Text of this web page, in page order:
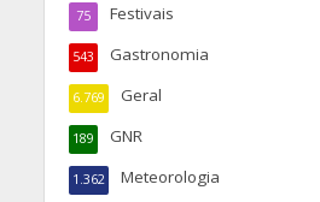
Festivais
75
Gastronomia
543
Geral
6.769
GNR
189
Meteorologia
1.362